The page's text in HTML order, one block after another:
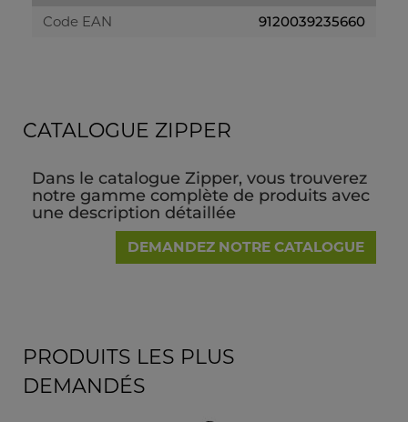
Code EAN
9120039235660
CATALOGUE ZIPPER
Dans le catalogue Zipper, vous trouverez
notre gamme complète de produits avec
une description détaillée
DEMANDEZ NOTRE CATALOGUE
PRODUITS LES PLUS
DEMANDÉS